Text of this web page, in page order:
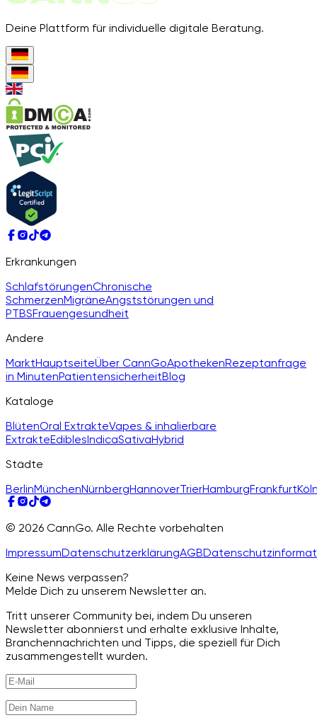
Deine Plattform für individuelle digitale Beratung.
Erkrankungen
SchlafstörungenChronische
SchmerzenMigräneAngststörungen und
PTBSFrauengesundheit
Andere
MarktHauptseiteÜber CannGoApothekenRezeptanfrage
in MinutenPatientensicherheitBlog
Kataloge
BlütenOral ExtrakteVapes & inhalierbare
ExtrakteEdiblesIndicaSativaHybrid
Städte
BerlinMünchenNürnbergHannoverTrierHamburgFrankfurt
© 2026 CannGo. Alle Rechte vorbehalten
ImpressumDatenschutzerklärungAGB
Keine News verpassen?
Melde Dich zu unserem Newsletter an.
Tritt unserer Community bei, indem Du unseren
Newsletter abonnierst und erhalte exklusive Inhalte,
Branchennachrichten und Tipps, die speziell für Dich
zusammengestellt wurden.